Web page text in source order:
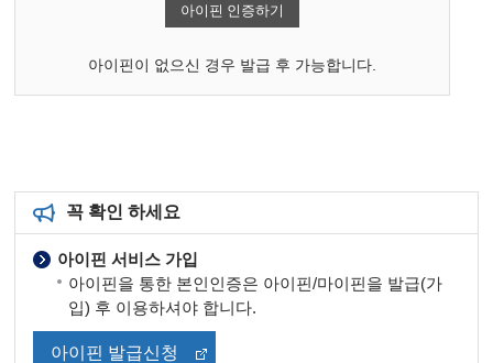
아이핀 인증하기
아이핀이 없으신 경우 발급 후 가능합니다.
꼭 확인 하세요
아이핀 서비스 가입
아이핀을 통한 본인인증은 아이핀/마이핀을 발급(가
입) 후 이용하셔야 합니다.
아이핀 발급신청